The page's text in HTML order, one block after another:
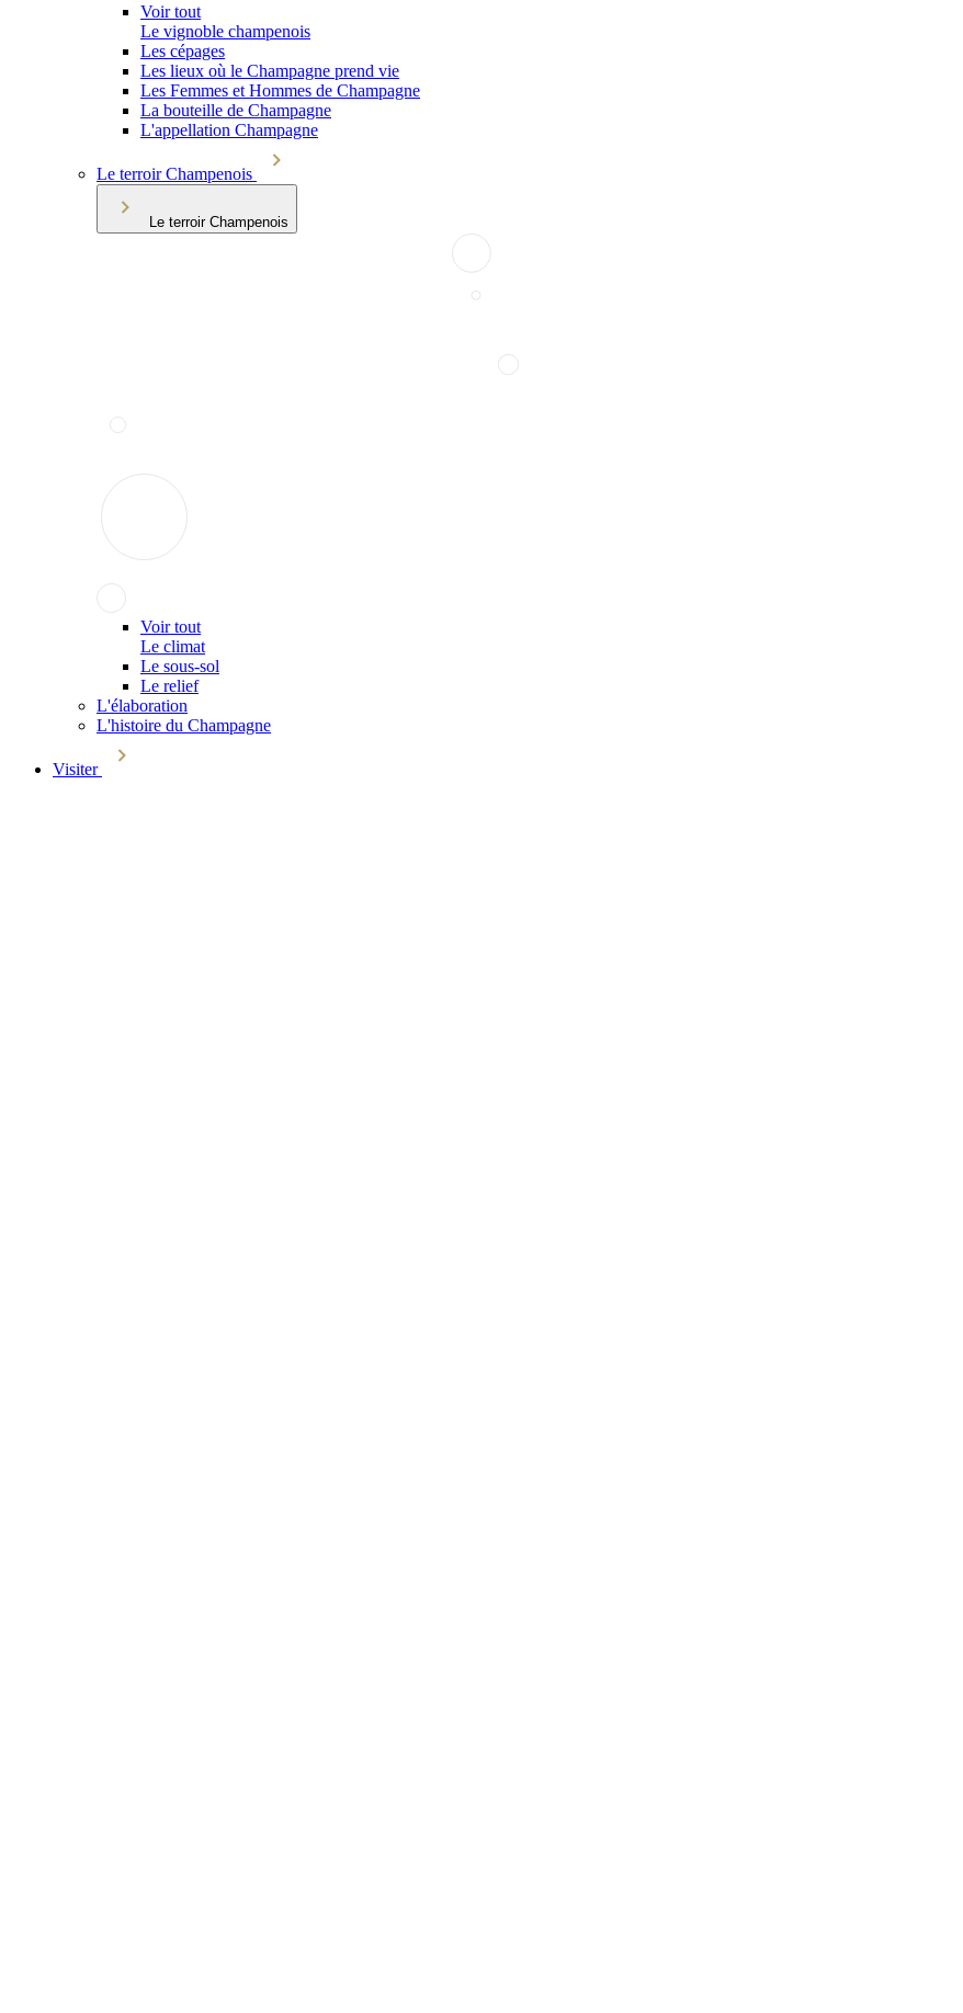
Voir tout
Le vignoble champenois
Les cépages
Les lieux où le Champagne prend vie
Les Femmes et Hommes de Champagne
La bouteille de Champagne
L'appellation Champagne
Le terroir Champenois
Le terroir Champenois
Voir tout
Le climat
Le sous-sol
Le relief
L'élaboration
L'histoire du Champagne
Visiter